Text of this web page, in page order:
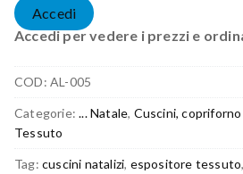
Accedi
Accedi per vedere i prezzi e
COD: AL-005
Categorie:... Natale, Cuscini, copriforno
Tessuto
Tag: cuscini natalizi, espositore tessuto,